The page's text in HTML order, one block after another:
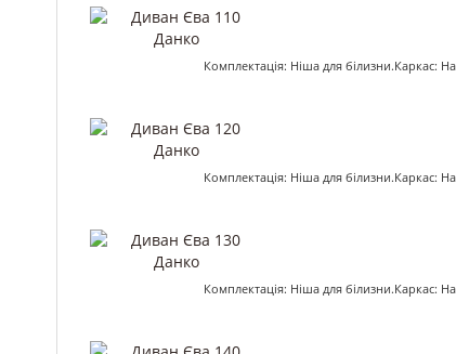
Комплектація: Ніша для
Комплектація: Ніша для
Комплектація: Ніша для